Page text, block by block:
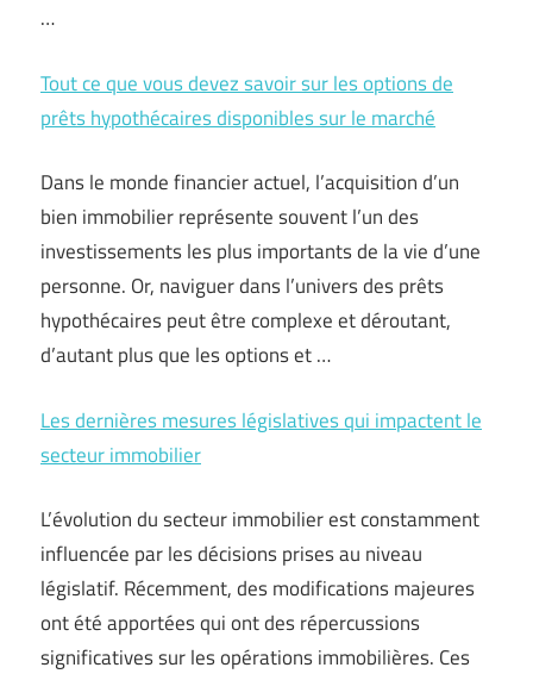
…
Tout ce que vous devez savoir sur les options de
prêts hypothécaires disponibles sur le marché
Dans le monde financier actuel, l’acquisition d’un
bien immobilier représente souvent l’un des
investissements les plus importants de la vie d’une
personne. Or, naviguer dans l’univers des prêts
hypothécaires peut être complexe et déroutant,
d’autant plus que les options et …
Les dernières mesures législatives qui impactent le
secteur immobilier
L’évolution du secteur immobilier est constamment
influencée par les décisions prises au niveau
législatif. Récemment, des modifications majeures
ont été apportées qui ont des répercussions
significatives sur les opérations immobilières. Ces